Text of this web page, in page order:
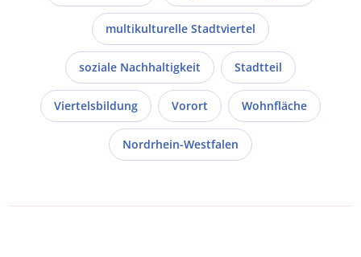
multikulturelle Stadtviertel
soziale Nachhaltigkeit Stadtteil
Viertelsbildung Vorort Wohnfläche
Nordrhein-Westfalen